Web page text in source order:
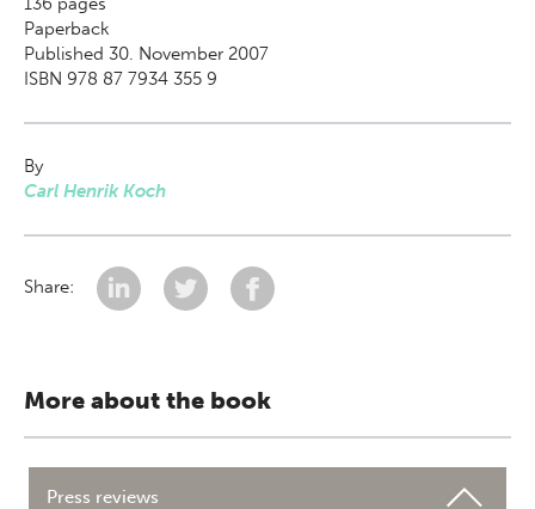
Paperback
Published 30. November 2007
ISBN 978 87 7934 355 9
By
Carl Henrik Koch
Share:
More about the book
Press reviews